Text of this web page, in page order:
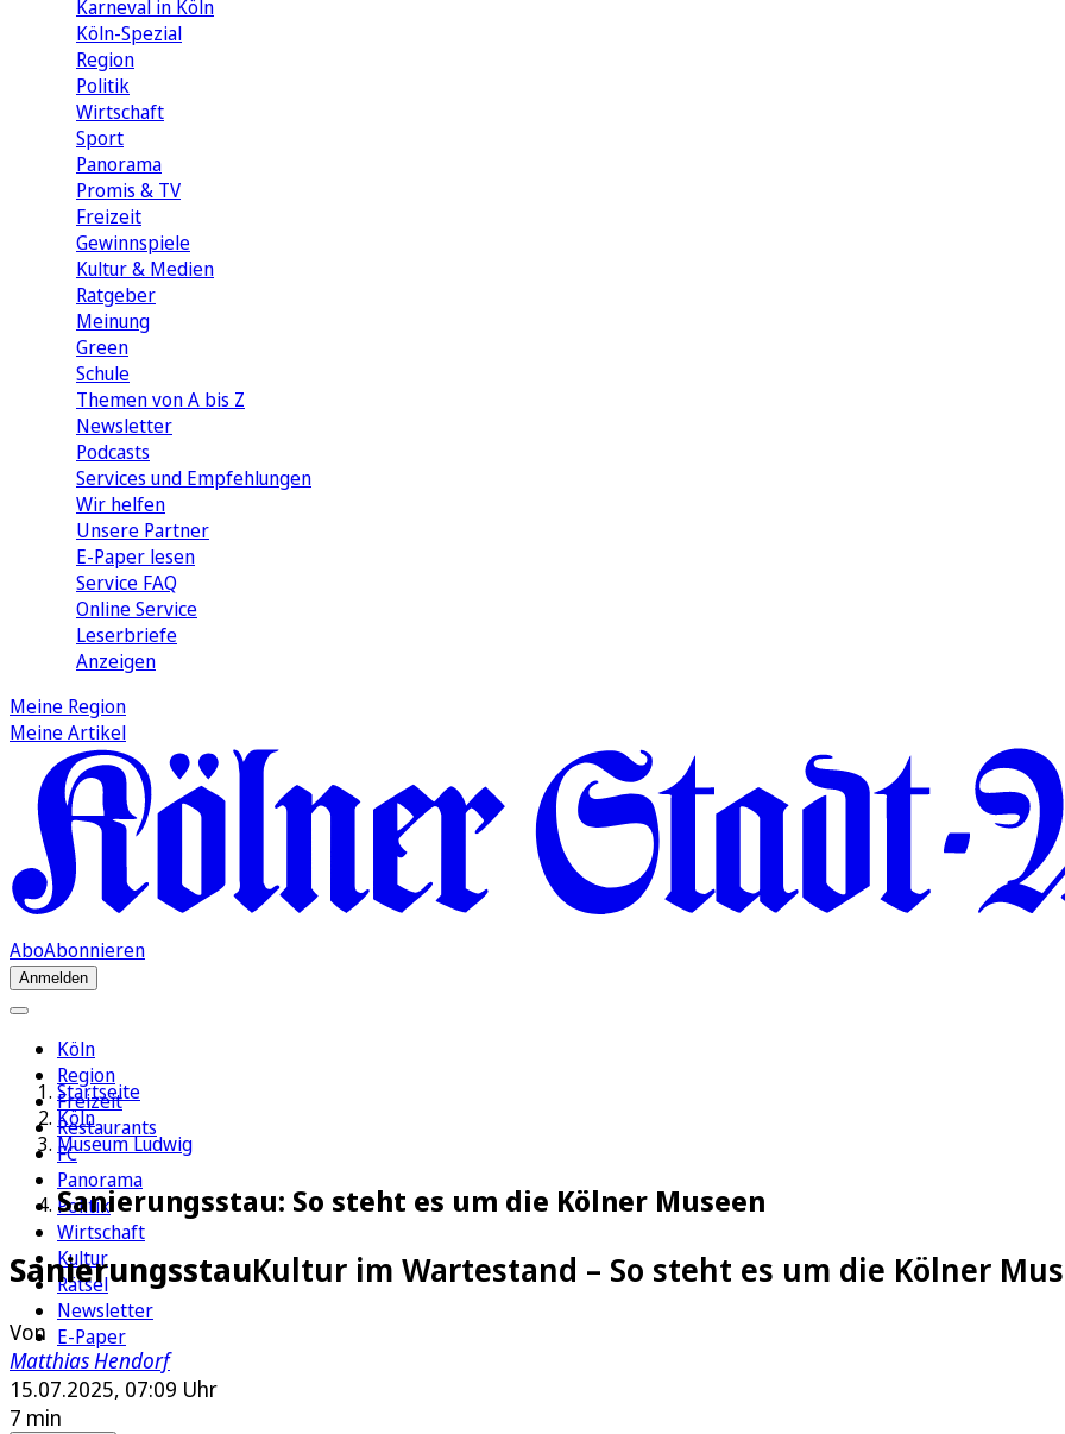
Karneval in Köln
Köln-Spezial
Region
Politik
Wirtschaft
Sport
Panorama
Promis & TV
Freizeit
Gewinnspiele
Kultur & Medien
Ratgeber
Meinung
Green
Schule
Themen von A bis Z
Newsletter
Podcasts
Services und Empfehlungen
Wir helfen
Unsere Partner
E-Paper lesen
Service FAQ
Online Service
Leserbriefe
Anzeigen
Meine Region
Meine Artikel
AboAbonnieren
Anmelden
Köln
Region
Freizeit
Restaurants
FC
Panorama
Politik
Wirtschaft
Kultur
Rätsel
Newsletter
E-Paper
Startseite
Köln
Museum Ludwig
Sanierungsstau: So steht es um die Kölner Museen
SanierungsstauKultur im Wartestand – So steht es um die Kölner
Von
Matthias Hendorf
15.07.2025, 07:09 Uhr
7 min